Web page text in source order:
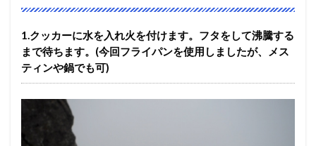
1.クッカーに水を入れ火を付けます。フタをして沸騰する
まで待ちます。(今回フライパンを使用しましたが、メス
ティンや鍋でも可)